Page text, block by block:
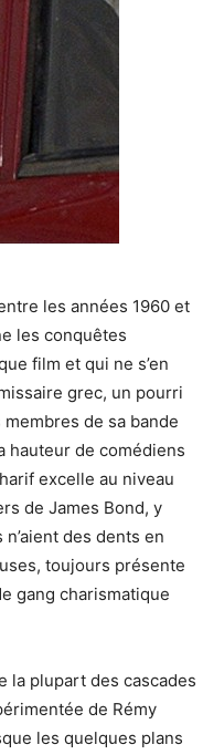
les années 1960 et
les conquêtes
film et qui ne s’en
grec, un pourri
de sa bande
hauteur de comédiens
excelle au niveau
de James Bond, y
des dents en
toujours présente
gang charismatique
la plupart des cascades
de Rémy
les quelques plans